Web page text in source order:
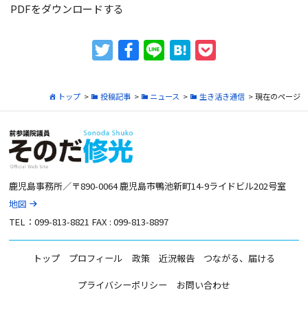
PDFをダウンロードする
トップ > 投稿記事 > ニュース > 生き活き通信 > 現在のページ
鹿児島事務所／〒890-0064 鹿児島市鴨池新町14-9ライドビル202号室
地図
TEL：099-813-8821 FAX : 099-813-8897
トップ プロフィール 政策 近況報告 つながる、届ける
プライバシーポリシー お問い合わせ